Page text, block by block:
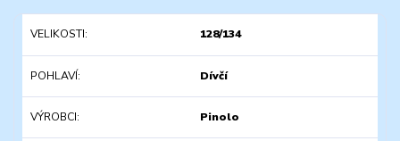
VELIKOSTI 128/134
POHLAVÍ Dívčí
VÝROBCI Pinolo